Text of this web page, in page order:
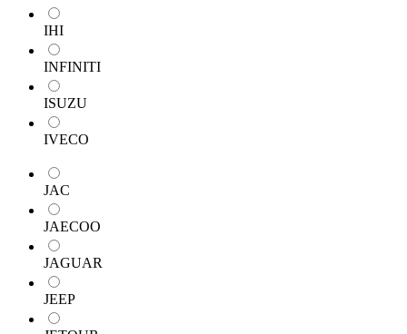
IHI
INFINITI
ISUZU
IVECO
JAC
JAECOO
JAGUAR
JEEP